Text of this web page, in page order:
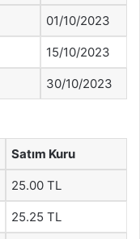
01/10/2023
15/10/2023
30/10/2023
Satım Kuru
25.00 TL
25.25 TL